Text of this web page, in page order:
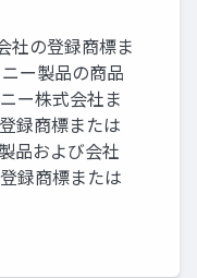
社の登録商標ま
ー製品の商品
ー株式会社ま
録商標または
品および会社
録商標または